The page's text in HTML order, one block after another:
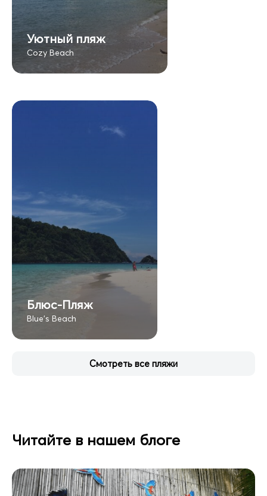
Уютный пляж
Cozy Beach
Блюс-Пляж
Blue's Beach
Смотреть все пляжи
Читайте в нашем блоге